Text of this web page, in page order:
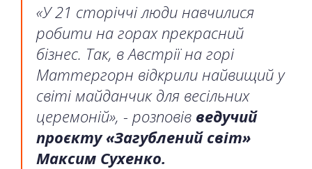
«У 21 сторіччі люди навчилися
робити на горах прекрасний
бізнес. Так, в Австрії на горі
Маттергорн відкрили найвищий у
світі майданчик для весільних
церемоній», - розповів ведучий
проєкту «Загублений світ»
Максим Сухенко.